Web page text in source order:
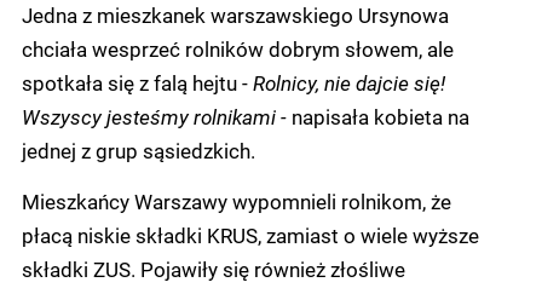
Jedna z mieszkanek warszawskiego Ursynowa
chciała wesprzeć rolników dobrym słowem, ale
spotkała się z falą hejtu -Rolnicy, nie dajcie się!
Wszyscy jesteśmy rolnikami - napisała kobieta na
jednej z grup sąsiedzkich.
Mieszkańcy Warszawy wypomnieli rolnikom, że
płacą niskie składki KRUS, zamiast o wiele wyższe
składki ZUS. Pojawiły się również złośliwe